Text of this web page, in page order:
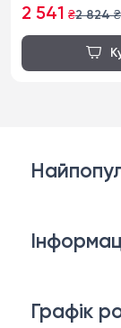
2 541 ₴2 824₴
Графік
Матраци